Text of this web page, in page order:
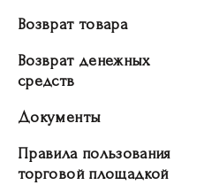
Возврат товара
Возврат денежных
средств
Документы
Правила пользования
торговой площадкой